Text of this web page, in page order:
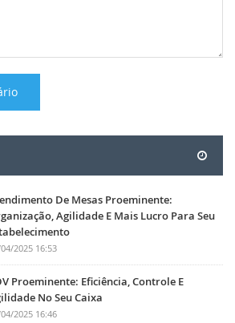
De Mesas Proeminente:
Agilidade E Mais Lucro Para Seu
2025 16:53
Proeminente: Eficiência, Controle E
No Seu Caixa
2025 16:46